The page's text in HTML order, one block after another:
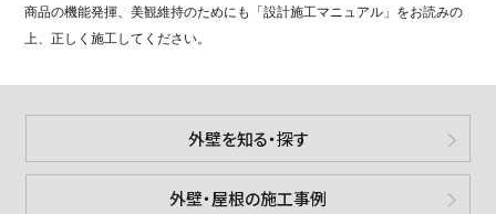
商品の機能発揮、美観維持のためにも「設計施工マニュアル」をお読みの
上、正しく施工してください。
外壁を知る・探す
外壁・屋根の施工事例